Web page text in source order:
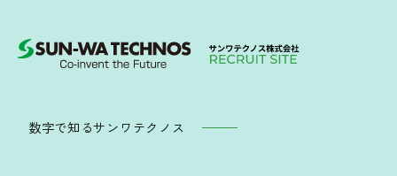
数字で知るサンワテクノス